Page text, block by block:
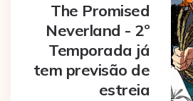
The Promised
Neverland - 2º
Temporada já
tem previsão de
estreia